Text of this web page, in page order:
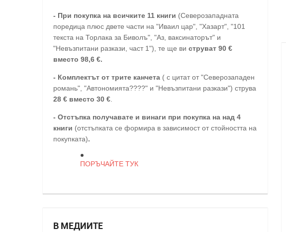
- При покупка на всичките 11 книги (Северозападната
поредица плюс двете части на "Иваил цар", "Хазарт", "101
текста на Торлака за Биволъ", "Аз, ваксинаторът" и
"Невъзпитани разкази, част 1"), те ще ви струват 90 €
вместо 98,6 €.
- Комплектът от трите канчета ( с цитат от "Северозападен
романь", "Автономията????" и "Невъзпитани разкази") струва
28 € вместо 30 €
- Отстъпка получавате и винаги при покупка на над 4
книги (отстъпката се формира в зависимост от стойността на
покупката).
ПОРЪЧАЙТЕ ТУК
В МЕДИИТЕ